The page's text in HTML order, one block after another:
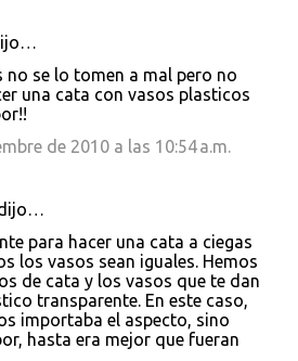
no se lo tomen a mal pero no
una cata con vasos plasticos
de 2010 a las 10:54 a.m.
para hacer una cata a ciegas
los vasos sean iguales. Hemos
de cata y los vasos que te dan
transparente. En este caso,
importaba el aspecto, sino
hasta era mejor que fueran